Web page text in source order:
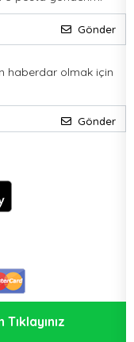
Gönder
haberdar olmak için
Gönder